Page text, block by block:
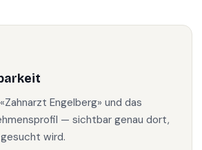
Engelberg» und das
— sichtbar genau dort,
wird.